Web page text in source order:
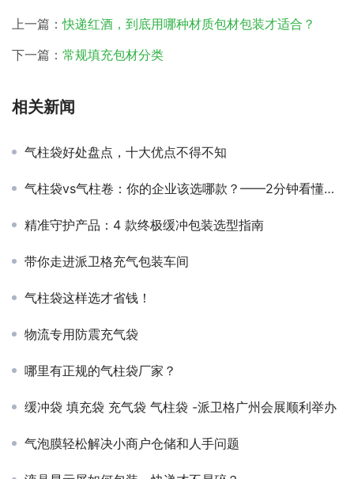
上一篇：快递红酒，到底用哪种材质包材包装才适合？
下一篇： 常规填充包材分类
相关新闻
气柱袋好处盘点，十大优点不得不知
​气柱袋vs气柱卷：你的企业该选哪款？——2分钟看懂，不再纠结
精准守护产品：4 款终极缓冲包装选型指南
带你走进派卫格充气包装车间
气柱袋这样选才省钱！
物流专用防震充气袋
哪里有正规的气柱袋厂家？
缓冲袋 填充袋 充气袋 气柱袋 -派卫格广州会展顺利举办
气泡膜轻松解决小商户仓储和人手问题